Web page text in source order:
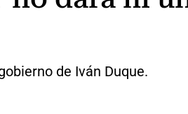
de Iván Duque.